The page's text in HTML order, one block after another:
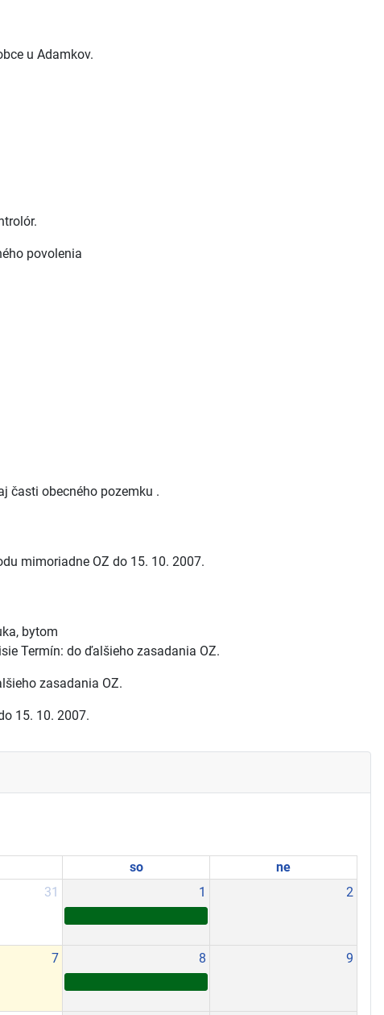
u Adamkov.
povolenia
časti obecného pozemku .
mimoriadne OZ do 15. 10. 2007.
bytom
Termín: do ďalšieho zasadania OZ.
zasadania OZ.
15. 10. 2007.
so
ne
31 1 2
7 8 9